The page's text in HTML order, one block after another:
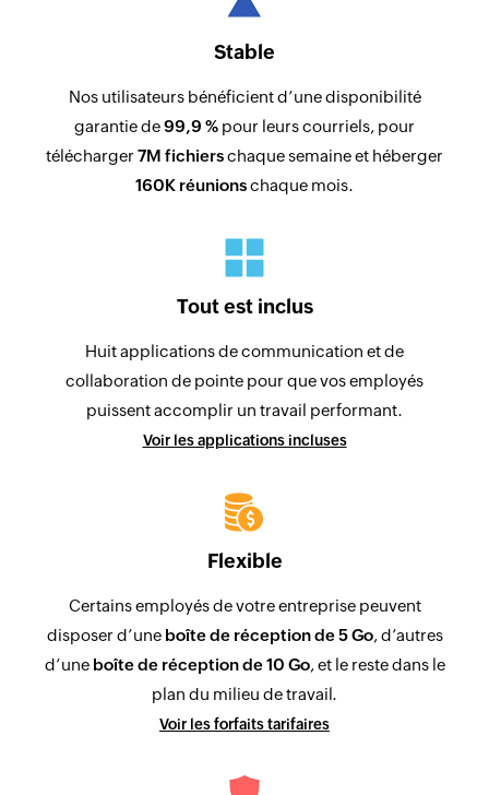
Stable
Nos utilisateurs bénéficient d’une disponibilité
garantie de99,9 % pour leurs courriels, pour
télécharger 7M fichierschaque semaine et héberger
160K réunionschaque mois.
Tout est inclus
Huit applications de communication et de
collaboration de pointe pour que vos employés
puissent accomplir un travail performant.
Voir les applications incluses
Flexible
Certains employés de votre entreprise peuvent
disposer d’une boîte de réception de 5 Go, d’autres
d’une boîte de réception de 10 Go, et le reste dans le
plan du milieu de travail.
Voir les forfaits tarifaires